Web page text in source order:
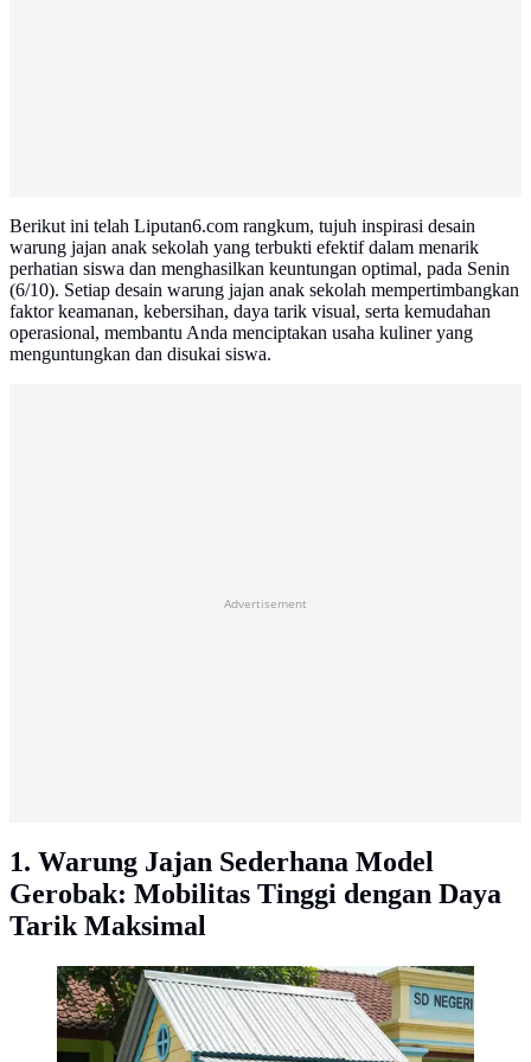
Berikut ini telah Liputan6.com rangkum, tujuh inspirasi desain
warung jajan anak sekolah yang terbukti efektif dalam menarik
perhatian siswa dan menghasilkan keuntungan optimal, pada Senin
(6/10). Setiap desain warung jajan anak sekolah mempertimbangkan
faktor keamanan, kebersihan, daya tarik visual, serta kemudahan
operasional, membantu Anda menciptakan usaha kuliner yang
menguntungkan dan disukai siswa.
Advertisement
1. Warung Jajan Sederhana Model
Gerobak: Mobilitas Tinggi dengan Daya
Tarik Maksimal
Desain Warung Jajan Anak Sekolah Paling Kreatif.
Gemini